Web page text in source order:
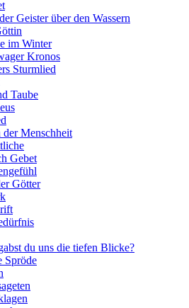
Geister über den Wassern
im Winter
Kronos
Sturmlied
Taube
der Menschheit
Gebet
Götter
du uns die tiefen Blicke?
Spröde